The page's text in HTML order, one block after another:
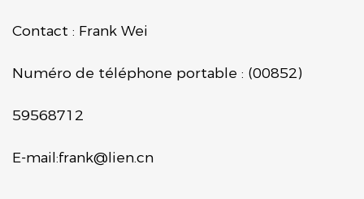
Contact : Frank Wei
Numéro de téléphone portable : (00852)
59568712
E-mail:frank@lien.cn